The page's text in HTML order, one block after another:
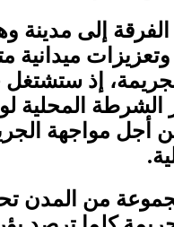
إلى مدينة
إذ
المحلية
أجل مواجهة
من المدن